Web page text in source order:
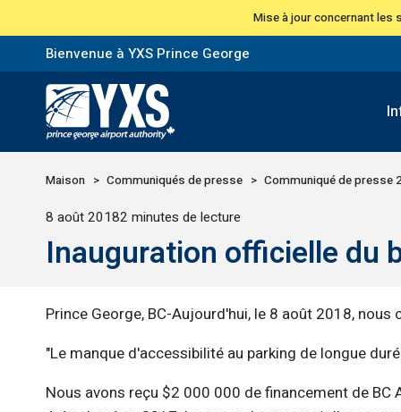
Mise à jour concernant
Bienvenue à YXS Prince George
Retour à la page d'accueil>
Maison Communiqués de presse Communiqué de presse
Publié
8 août 20182 minutes de lecture
Inauguration officielle du
Prince George, BC-Aujourd'hui, le 8 août 2018,
"Le manque d'accessibilité au parking de longue
Nous avons reçu $2 000 000 de financement de